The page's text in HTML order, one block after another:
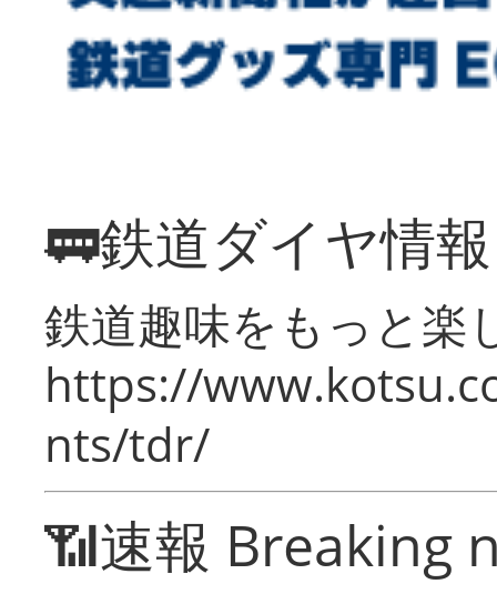
🚃鉄道ダイヤ情
鉄道趣味をもっと楽
https://
nts/tdr/
📶速報 Breaking